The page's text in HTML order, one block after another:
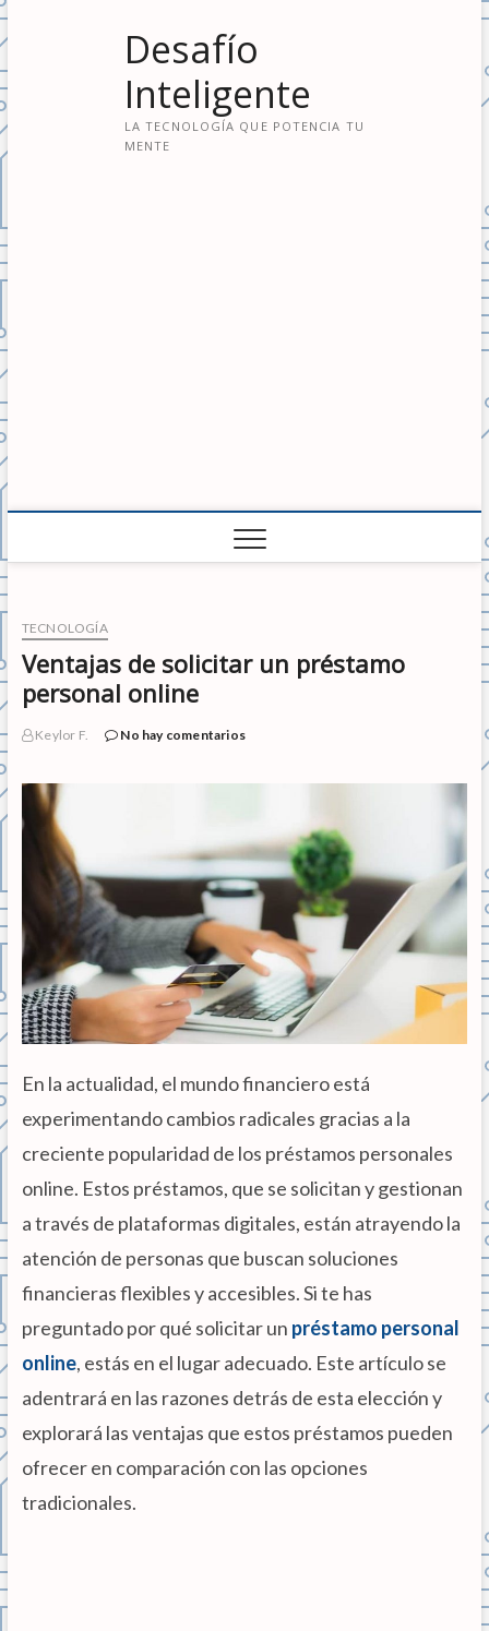
a
t
r
a
o
n
t
i
d
Desafío
Inteligente
LA TECNOLOGÍA QUE POTENCIA TU
MENTE
TECNOLOGÍA
Ventajas de solicitar un préstamo
personal online
Keylor F. No hay comentarios
En la actualidad, el mundo financiero está
experimentando cambios radicales gracias a la
creciente popularidad de los préstamos personales
online. Estos préstamos, que se solicitan y gestionan
a través de plataformas digitales, están atrayendo la
atención de personas que buscan soluciones
financieras flexibles y accesibles. Si te has
preguntado por qué solicitar un préstamo personal
online, estás en el lugar adecuado. Este artículo se
adentrará en las razones detrás de esta elección y
explorará las ventajas que estos préstamos pueden
ofrecer en comparación con las opciones
tradicionales.